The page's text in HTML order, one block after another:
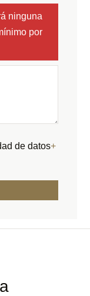
ninguna
por
de datos+